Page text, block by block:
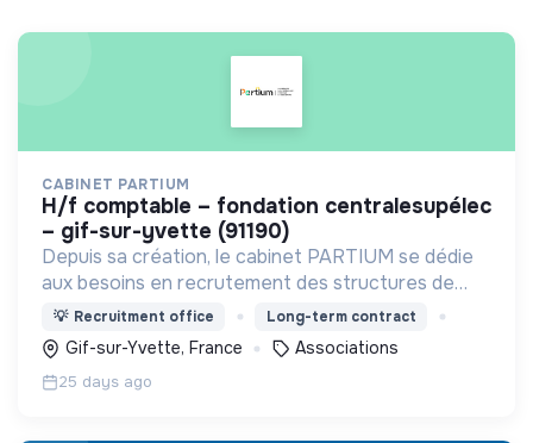
CABINET PARTIUM
h/f comptable – fondation centralesupélec
– gif-sur-yvette (91190)
Depuis sa création, le cabinet PARTIUM se dédie
aux besoins en recrutement des structures de
l'ESS, selon une démarche centrée à la fois sur
l'humain, les compétences, et une éthique
irréprochable.
💡 Recruitment office Long-term contract
Gif-sur-Yvette, France Associations
25 days ago